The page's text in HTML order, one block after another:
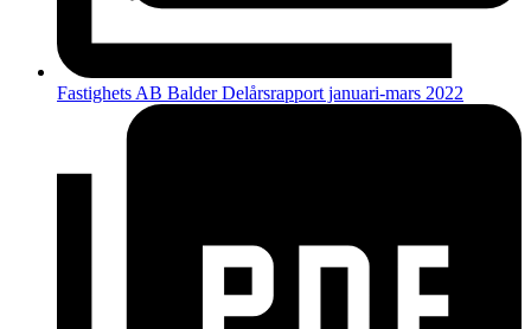
Fastighets AB Balder Delårsrapport januari-mars 2022